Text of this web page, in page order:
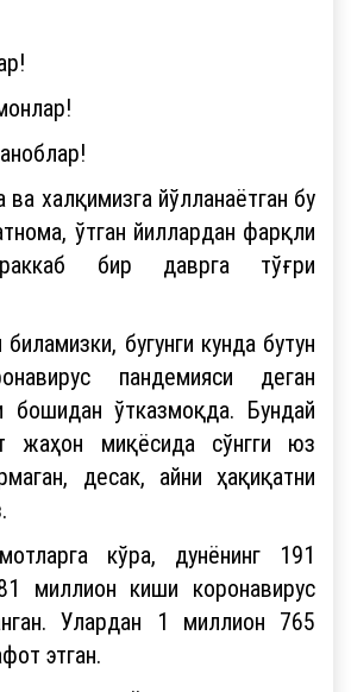
халқимизга йўлланаётган бу
ўтган йиллардан фарқли
бир даврга тўғри
бугунги кунда бутун
пандемияси деган
бошидан ўтказмоқда. Бундай
жаҳон миқёсида сўнгги юз
десак, айни ҳақиқатни
кўра, дунёнинг 191
миллион киши коронавирус
Улардан 1 миллион 765
этган.